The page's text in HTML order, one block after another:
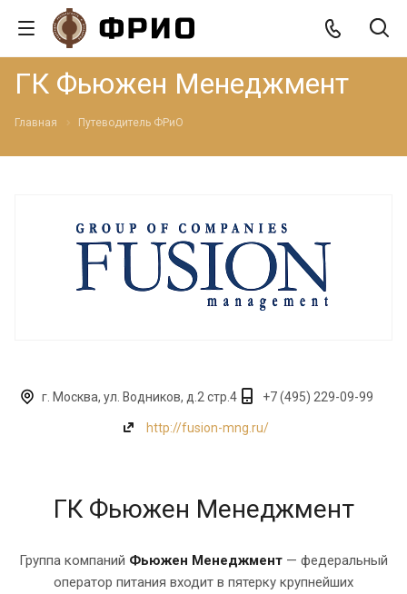
ГК Фьюжен Менеджмент
Главная Путеводитель ФРиО
г. Москва, ул. Водников, д.2 стр.4 +7 (495) 229-09-99
http://fusion-mng.ru/
ГК Фьюжен Менеджмент
Группа компаний Фьюжен Менеджмент — федеральный
оператор питания входит в пятерку крупнейших